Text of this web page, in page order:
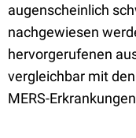
augenscheinlich
nachgewiesen
hervorgerufenen
vergleichbar mit
MERS-